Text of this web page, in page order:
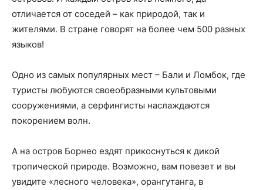
отличается от соседей – как природой, так и
жителями. В стране говорят на более чем 500 разных
языков!
Одно из самых популярных мест – Бали и Ломбок, где
туристы любуются своеобразными культовыми
сооружениями, а серфингисты наслаждаются
покорением волн.
А на остров Борнео ездят прикоснуться к дикой
тропической природе. Возможно, вам повезет и вы
увидите «лесного человека», орангутанга, в